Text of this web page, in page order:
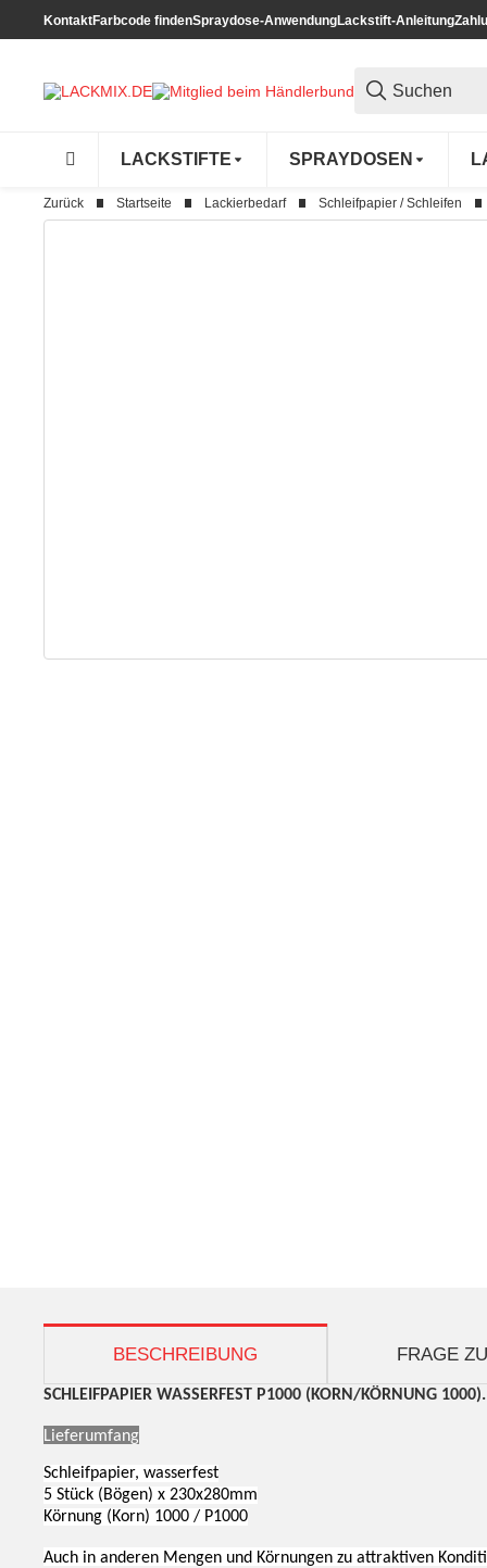
KontaktFarbcode findenSpraydose-AnwendungLackstift-Anleitung
LACKSTIFTE SPRAYDOSEN
Zurück Startseite Lackierbedarf Schleifpapier / Schleifen
BESCHREIBUNG FRAGE
SCHLEIFPAPIER WASSERFEST P1000 (KORN/KÖRNUNG 1000).
Lieferumfang
Schleifpapier, wasserfest
5 Stück (Bögen) x 230x280mm
Körnung (Korn) 1000 / P1000
Auch in anderen Mengen und Körnungen zu attraktiven